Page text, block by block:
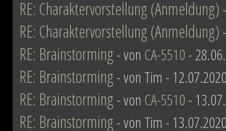
RE: Charaktervorstellung (Anmeldung)
RE: Charaktervorstellung (Anmeldung)
RE: Brainstorming- von CA-5510-
RE: Brainstorming- von Tim -
RE: Brainstorming- von CA-5510-
RE: Brainstorming- von Tim -